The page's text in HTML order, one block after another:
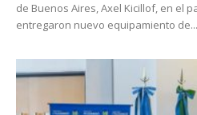
de Buenos Aires, Axel Kicillof, en el
entregaron nuevo equipamiento de...